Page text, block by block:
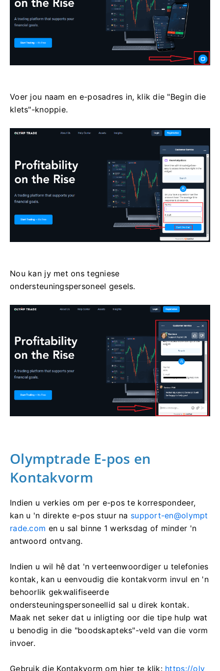
Voer jou naam en e-posadres in, klik die "Begin die
klets"-knoppie.
Nou kan jy met ons tegniese
ondersteuningspersoneel gesels.
Olymptrade E-pos en
Kontakvorm
Indien u verkies om per e-pos te korrespondeer,
kan u 'n direkte e-pos stuur na support-en@olympt
rade.com en u sal binne 1 werksdag of minder 'n
antwoord ontvang.
Indien u wil hê dat 'n verteenwoordiger u telefonies
kontak, kan u eenvoudig die kontakvorm invul en 'n
behoorlik gekwalifiseerde
ondersteuningspersoneellid sal u direk kontak.
Maak net seker dat u inligting oor die tipe hulp wat
u benodig in die "boodskapteks"-veld van die vorm
invoer.
Gebruik die Kontakvorm om hier te klik: https://oly